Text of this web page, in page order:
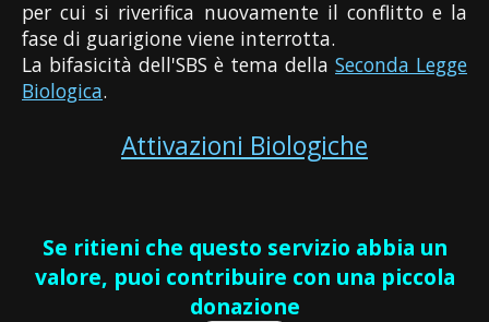
per cui si riverifica nuovamente il conflitto e la
fase di guarigione viene interrotta.
La bifasicità dell'SBS è tema della Seconda Legge
Biologica.
Attivazioni Biologiche
Se ritieni che questo servizio abbia un
valore, puoi contribuire con una piccola
donazione